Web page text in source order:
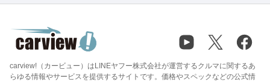
carview!（カービュー）はLINEヤフー株式会社が運営するクルマに関するあ
らゆる情報やサービスを提供するサイトです。価格やスペックなどの公式情